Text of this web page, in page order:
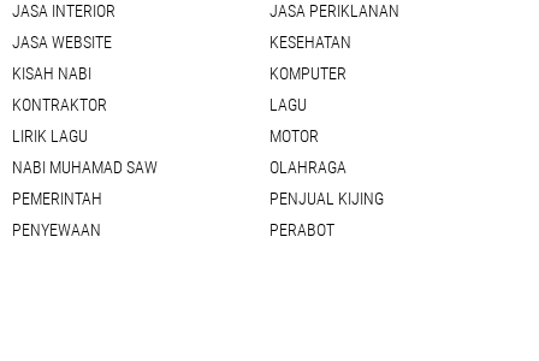
JASA INTERIOR
JASA PERIKLANAN
JASA WEBSITE
KESEHATAN
KISAH NABI
KOMPUTER
KONTRAKTOR
LAGU
LIRIK LAGU
MOTOR
NABI MUHAMAD SAW
OLAHRAGA
PEMERINTAH
PENJUAL KIJING
PENYEWAAN
PERABOT